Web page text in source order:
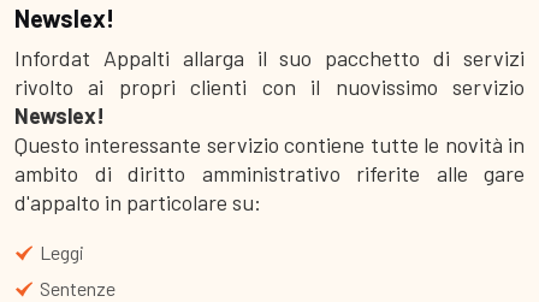
Newslex!
Infordat Appalti allarga il suo pacchetto di servizi
rivolto ai propri clienti con il nuovissimo servizio
Newslex!
Questo interessante servizio contiene tutte le novità in
ambito di diritto amministrativo riferite alle gare
d'appalto in particolare su:
Leggi
Sentenze